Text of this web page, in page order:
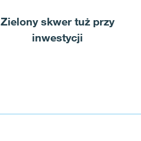
Zielony skwer tuż przy
inwestycji